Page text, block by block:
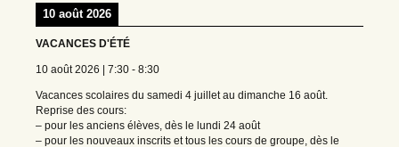
10 août 2026
VACANCES D'ÉTÉ
10 août 2026 | 7:30 - 8:30
Vacances scolaires du samedi 4 juillet au dimanche 16 août.
Reprise des cours:
– pour les anciens élèves, dès le lundi 24 août
– pour les nouveaux inscrits et tous les cours de groupe, dès le